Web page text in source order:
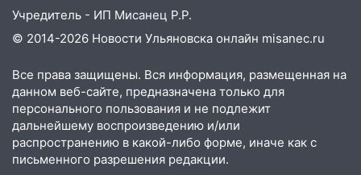
09:10 Соцсети: на Московском шоссе в
Ульяновске произошла авария
диспансеризации у 26-летнего парня
выявили онкологию
07:00 Прохладная ночь и ветреный
день: прогноз погоды в Ульяновске 10
августа
Учредитель - ИП Мисанец Р.Р.
© 2014-2026 Новости Ульяновска онлайн misanec.ru
Все права защищены. Вся информация, размещенная на
данном веб-сайте, предназначена только для
персонального пользования и не подлежит
дальнейшему воспроизведению и/или
распространению в какой-либо форме, иначе как с
письменного разрешения редакции.